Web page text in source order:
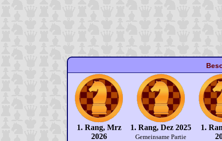
1. Rang, Mrz
2026
1. Rang, Dez 2025
Gemeinsame Partie
1.